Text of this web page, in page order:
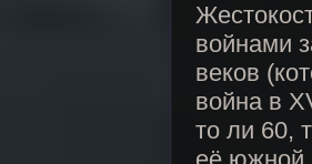
войнами
веков
война в
то ли 60,